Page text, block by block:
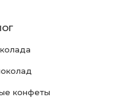
конфеты